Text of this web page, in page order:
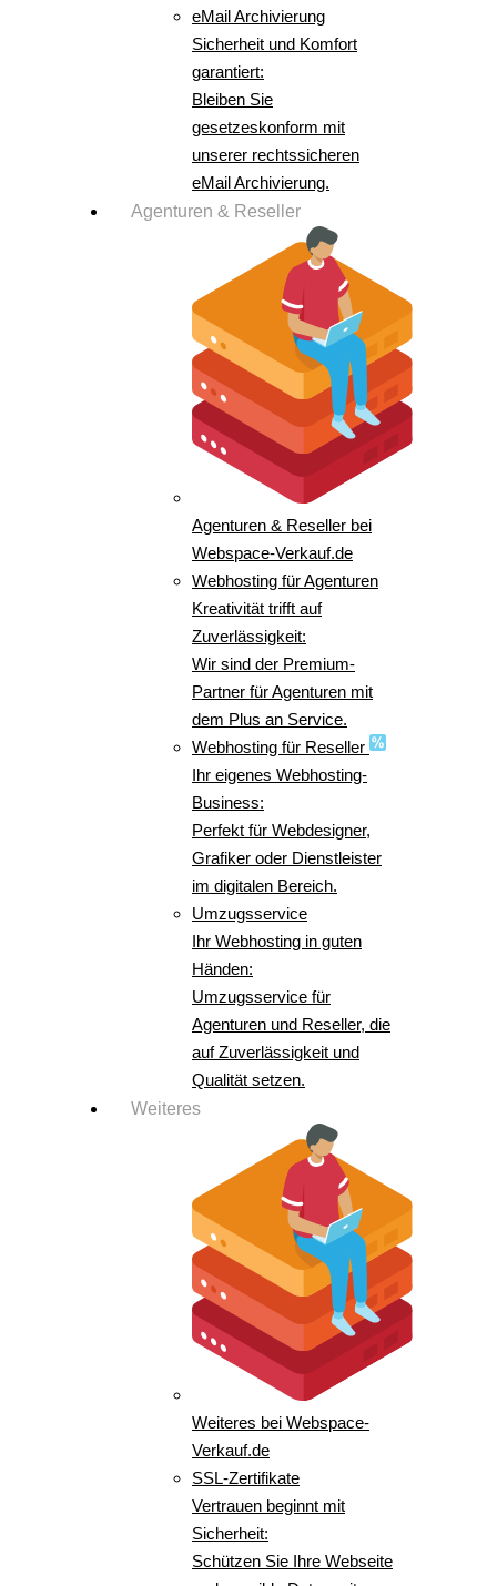
eMail Archivierung
Sicherheit und Komfort
garantiert:
Bleiben Sie
gesetzeskonform mit
unserer rechtssicheren
eMail Archivierung.
Agenturen & Reseller
Agenturen & Reseller bei
Webspace-Verkauf.de
Webhosting für Agenturen
Kreativität trifft auf
Zuverlässigkeit:
Wir sind der Premium-
Partner für Agenturen mit
dem Plus an Service.
Webhosting für Reseller
Ihr eigenes Webhosting-
Business:
Perfekt für Webdesigner,
Grafiker oder Dienstleister
im digitalen Bereich.
Umzugsservice
Ihr Webhosting in guten
Händen:
Umzugsservice für
Agenturen und Reseller, die
auf Zuverlässigkeit und
Qualität setzen.
Weiteres
Weiteres bei Webspace-
Verkauf.de
SSL-Zertifikate
Vertrauen beginnt mit
Sicherheit:
Schützen Sie Ihre Webseite